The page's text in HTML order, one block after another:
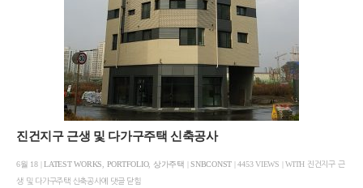
진건지구 근생 및 다가구주택 신축공사
6월 18 | LATEST WORKS PORTFOLIO, 상가주택 SNBCONST | 4453 VIEWS | WITH 진건지구 근
생 및 다가구주택 신축공사에 댓글 닫힘